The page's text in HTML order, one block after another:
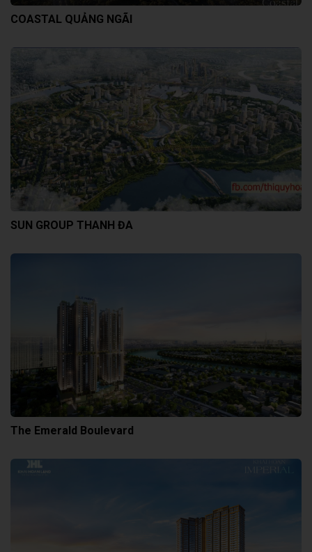
COASTAL QUẢNG NGÃI
SUN GROUP THANH ĐA
The Emerald Boulevard